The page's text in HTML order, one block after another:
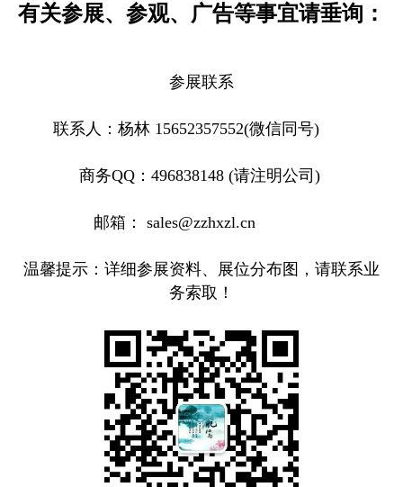
有关参展、参观、广告等事宜请垂询：
参展联系
联系人：杨林 15652357552(微信同号)
商务QQ：496838148 (请注明公司)
邮箱： sales@zzhxzl.cn
温馨提示：详细参展资料、展位分布图，请联系业
务索取！